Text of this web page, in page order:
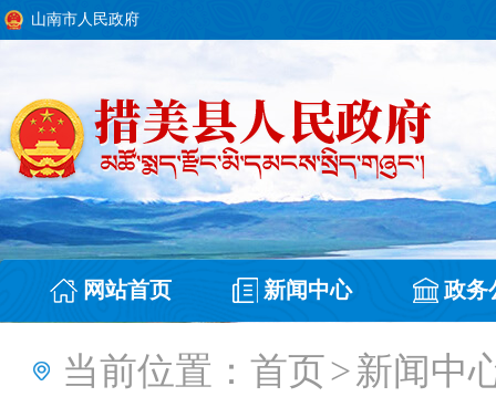
山南市人民政府
网站首页 新闻中心 政务
当前位置： 首页>新闻中